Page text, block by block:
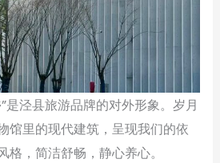
是泾县旅游品牌的对外形象。岁月
馆里的现代建筑，呈现我们的依
格，简洁舒畅，静心养心。